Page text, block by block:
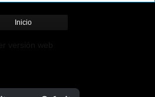
Inicio